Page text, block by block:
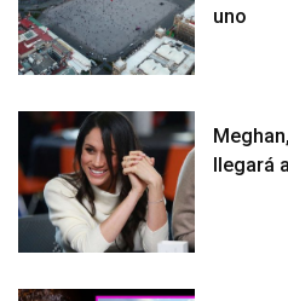
uno
llegará